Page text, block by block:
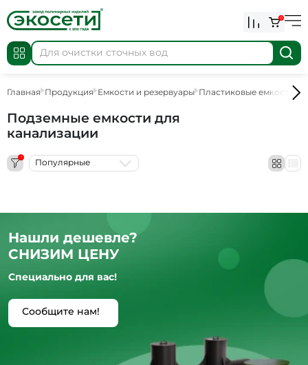
0
Главная Продукция Емкости и резервуары Пластиковые емкости
Подземные емкости для
канализации
1 Популярные
Нашли дешевле?
СНИЗИМ ЦЕНУ
Специально для вас!
Сообщите нам!